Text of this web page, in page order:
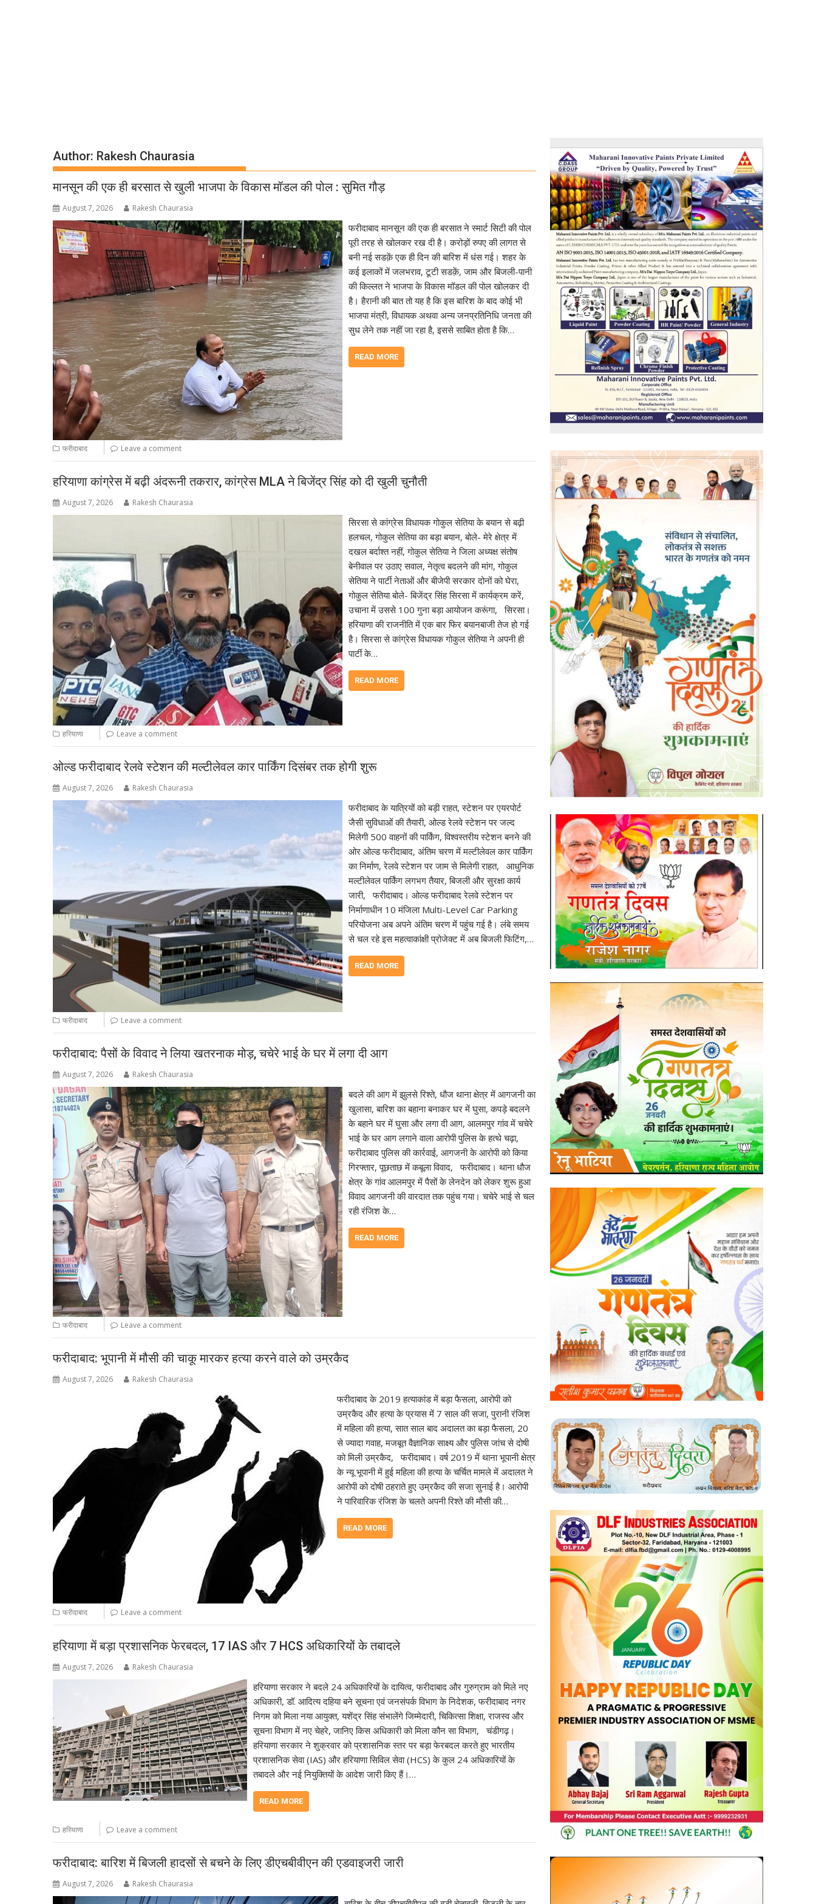
Author: Rakesh Chaurasia
मानसून की एक ही बरसात से खुली भाजपा के विकास मॉडल की पोल : सुमित गौड़
August 7, 2026 Rakesh Chaurasia
फरीदाबाद मानसून की एक ही बरसात ने स्मार्ट सिटी की पोल
पूरी तरह से खोलकर रख दी है। करोड़ों रुपए की लागत से
बनी नई सडक़ें एक ही दिन की बारिश में धंस गई। शहर के
कई इलाकों में जलभराव, टूटी सडक़ें, जाम और बिजली-पानी
की किल्लत ने भाजपा के विकास मॉडल की पोल खोलकर दी
है। हैरानी की बात तो यह है कि इस बारिश के बाद कोई भी
भाजपा मंत्री, विधायक अथवा अन्य जनप्रतिनिधि जनता की
सुध लेने तक नहीं जा रहा है, इससे साबित होता है कि…
READ MORE
फरीदाबाद Leave a comment
हरियाणा कांग्रेस में बढ़ी अंदरूनी तकरार, कांग्रेस MLA ने बिजेंद्र सिंह को दी खुली चुनौती
August 7, 2026 Rakesh Chaurasia
सिरसा से कांग्रेस विधायक गोकुल सेतिया के बयान से बढ़ी
हलचल, गोकुल सेतिया का बड़ा बयान, बोले- मेरे क्षेत्र में
दखल बर्दाश्त नहीं, गोकुल सेतिया ने जिला अध्यक्ष संतोष
बेनीवाल पर उठाए सवाल, नेतृत्व बदलने की मांग, गोकुल
सेतिया ने पार्टी नेताओं और बीजेपी सरकार दोनों को घेरा,
गोकुल सेतिया बोले- बिजेंद्र सिंह सिरसा में कार्यक्रम करें,
उचाना में उससे 100 गुना बड़ा आयोजन करूंगा, सिरसा।
हरियाणा की राजनीति में एक बार फिर बयानबाजी तेज हो गई
है। सिरसा से कांग्रेस विधायक गोकुल सेतिया ने अपनी ही
पार्टी के…
READ MORE
हरियाणा Leave a comment
ओल्ड फरीदाबाद रेलवे स्टेशन की मल्टीलेवल कार पार्किंग दिसंबर तक होगी शुरू
August 7, 2026 Rakesh Chaurasia
फरीदाबाद के यात्रियों को बड़ी राहत, स्टेशन पर एयरपोर्ट
जैसी सुविधाओं की तैयारी, ओल्ड रेलवे स्टेशन पर जल्द
मिलेगी 500 वाहनों की पार्किंग, विश्वस्तरीय स्टेशन बनने की
ओर ओल्ड फरीदाबाद, अंतिम चरण में मल्टीलेवल कार पार्किंग
का निर्माण, रेलवे स्टेशन पर जाम से मिलेगी राहत, आधुनिक
मल्टीलेवल पार्किंग लगभग तैयार, बिजली और सुरक्षा कार्य
जारी, फरीदाबाद। ओल्ड फरीदाबाद रेलवे स्टेशन पर
निर्माणाधीन 10 मंजिला Multi-Level Car Parking
परियोजना अब अपने अंतिम चरण में पहुंच गई है। लंबे समय
से चल रहे इस महत्वाकांक्षी प्रोजेक्ट में अब बिजली फिटिंग,…
READ MORE
फरीदाबाद Leave a comment
फरीदाबाद: पैसों के विवाद ने लिया खतरनाक मोड़, चचेरे भाई के घर में लगा दी आग
August 7, 2026 Rakesh Chaurasia
बदले की आग में झुलसे रिश्ते, धौज थाना क्षेत्र में आगजनी का
खुलासा, बारिश का बहाना बनाकर घर में घुसा, कपड़े बदलने
के बहाने घर में घुसा और लगा दी आग, आलमपुर गांव में चचेरे
भाई के घर आग लगाने वाला आरोपी पुलिस के हत्थे चढ़ा,
फरीदाबाद पुलिस की कार्रवाई, आगजनी के आरोपी को किया
गिरफ्तार, पूछताछ में कबूला विवाद, फरीदाबाद। थाना धौज
क्षेत्र के गांव आलमपुर में पैसों के लेनदेन को लेकर शुरू हुआ
विवाद आगजनी की वारदात तक पहुंच गया। चचेरे भाई से चल
रही रंजिश के…
READ MORE
फरीदाबाद Leave a comment
फरीदाबाद: भूपानी में मौसी की चाकू मारकर हत्या करने वाले को उम्रकैद
August 7, 2026 Rakesh Chaurasia
फरीदाबाद के 2019 हत्याकांड में बड़ा फैसला, आरोपी को
उम्रकैद और हत्या के प्रयास में 7 साल की सजा, पुरानी रंजिश
में महिला की हत्या, सात साल बाद अदालत का बड़ा फैसला, 20
से ज्यादा गवाह, मजबूत वैज्ञानिक साक्ष्य और पुलिस जांच से दोषी
को मिली उम्रकैद, फरीदाबाद। वर्ष 2019 में थाना भूपानी क्षेत्र
के न्यू भूपानी में हुई महिला की हत्या के चर्चित मामले में अदालत ने
आरोपी को दोषी ठहराते हुए उम्रकैद की सजा सुनाई है। आरोपी
ने पारिवारिक रंजिश के चलते अपनी रिश्ते की मौसी की…
READ MORE
फरीदाबाद Leave a comment
हरियाणा में बड़ा प्रशासनिक फेरबदल, 17 IAS और 7 HCS अधिकारियों के तबादले
August 7, 2026 Rakesh Chaurasia
हरियाणा सरकार ने बदले 24 अधिकारियों के दायित्व, फरीदाबाद और गुरुग्राम को मिले नए
अधिकारी, डॉ. आदित्य दहिया बने सूचना एवं जनसंपर्क विभाग के निदेशक, फरीदाबाद नगर
निगम को मिला नया आयुक्त, यशेंद्र सिंह संभालेंगे जिम्मेदारी, चिकित्सा शिक्षा, राजस्व और
सूचना विभाग में नए चेहरे, जानिए किस अधिकारी को मिला कौन सा विभाग, चंडीगढ़।
हरियाणा सरकार ने शुक्रवार को प्रशासनिक स्तर पर बड़ा फेरबदल करते हुए भारतीय
प्रशासनिक सेवा (IAS) और हरियाणा सिविल सेवा (HCS) के कुल 24 अधिकारियों के
तबादले और नई नियुक्तियों के आदेश जारी किए हैं।…
READ MORE
हरियाणा Leave a comment
फरीदाबाद: बारिश में बिजली हादसों से बचने के लिए डीएचबीवीएन की एडवाइजरी जारी
August 7, 2026 Rakesh Chaurasia